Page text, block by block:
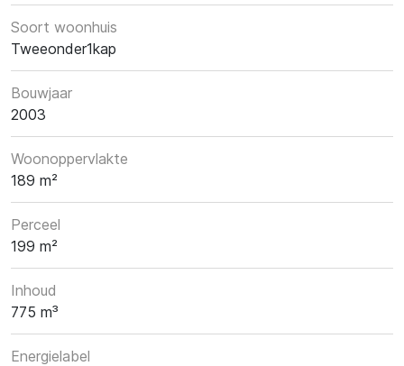
Soort woonhuis
Tweeonder1kap
Bouwjaar
2003
Woonoppervlakte
189 m²
Perceel
199 m²
Inhoud
775 m³
Energielabel